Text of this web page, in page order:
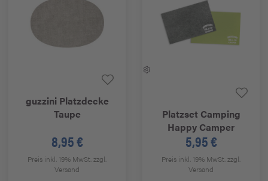
guzzini Platzdecke
Taupe
8,95 €
Preis inkl. 19% MwSt.zzgl.
Versand
Platzset Camping
Happy Camper
5,95 €
Preis inkl. 19% MwSt.zzgl.
Versand